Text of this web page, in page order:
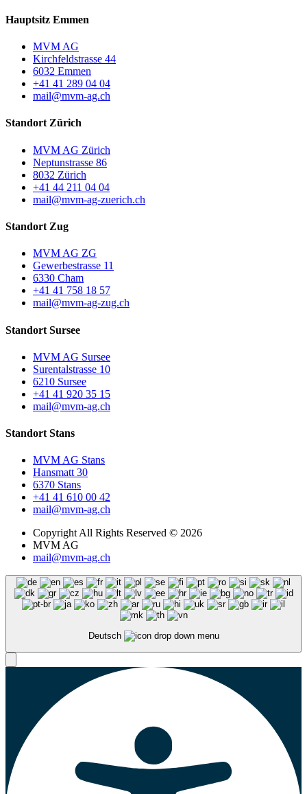
Hauptsitz Emmen
MVM AG
Kirchfeldstrasse 44
6032 Emmen
+41 41 289 04 04
mail@mvm-ag.ch
Standort Zürich
MVM AG Zürich
Neptunstrasse 86
8032 Zürich
+41 44 211 04 04
mail@mvm-ag-zuerich.ch
Standort Zug
MVM AG ZG
Gewerbestrasse 11
6330 Cham
+41 41 758 18 57
mail@mvm-ag-zug.ch
Standort Sursee
MVM AG Sursee
Surentalstrasse 10
6210 Sursee
+41 41 920 35 15
mail@mvm-ag.ch
Standort Stans
MVM AG Stans
Hansmatt 30
6370 Stans
+41 41 610 00 42
mail@mvm-ag.ch
Copyright All Rights Reserved © 2026
MVM AG
mail@mvm-ag.ch
Deutsch